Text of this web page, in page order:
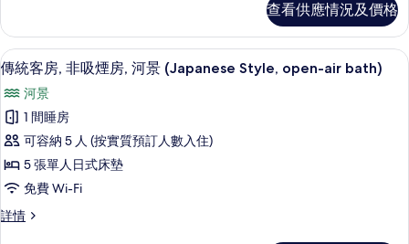
bath)
的
相
片
非
吸
煙
房,
山
景
(Japanese
Style,
Hinoki
bath)
非
吸
煙
房,
山
景
(Japanese
Style,
Hinoki
bath)
詳
情
查看供應情況及價格
載
入
所
有
傳
統
房,
傳統客房, 非吸煙房, 河景 (Japanese
4
傳統客房, 非吸煙房, 河景 (Japanese Style, open-air bath)
河景
1 間睡房
可容納 5 人 (按實質預訂人數入住)
5 張單人日式床墊
免費 Wi-Fi
詳情
傳